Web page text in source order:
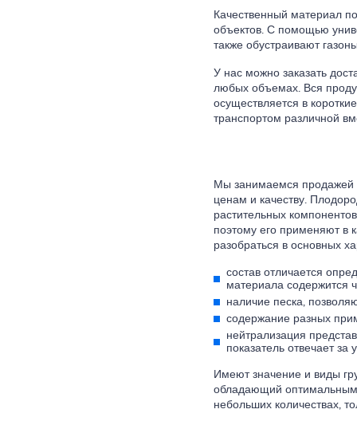
Качественный материал
объектов. С помощью
также обустраивают
У нас можно заказать
любых объемах. Вся
осуществляется в
транспортом различной
Мы занимаемся продажей
ценам и качеству.
растительных
поэтому его применяют в
разобраться в основных
состав отличается
материала содержится
наличие песка,
содержание разных
нейтрализация
показатель отвечает
Имеют значение и виды
обладающий
небольших количествах,